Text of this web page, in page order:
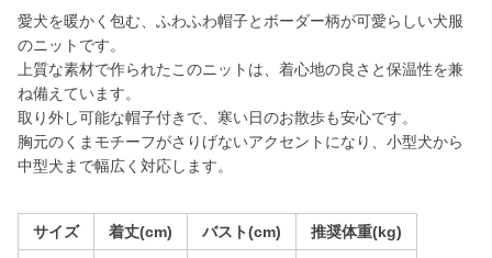
愛犬を暖かく包む、ふわふわ帽子とボーダー柄が可愛らしい犬服
のニットです。
上質な素材で作られたこのニットは、着心地の良さと保温性を兼
ね備えています。
取り外し可能な帽子付きで、寒い日のお散歩も安心です。
胸元のくまモチーフがさりげないアクセントになり、小型犬から
中型犬まで幅広く対応します。
サイズ 着丈(cm) バスト(cm) 推奨体重(kg)